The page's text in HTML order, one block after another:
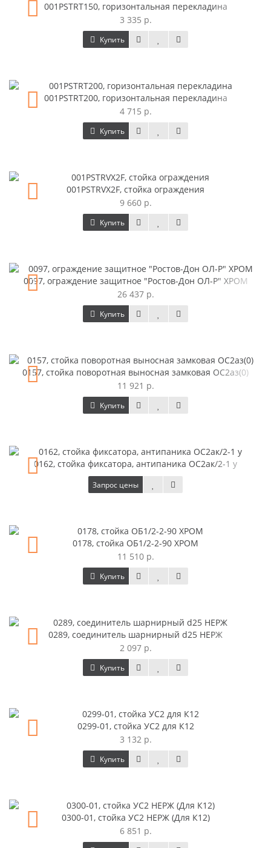
001PSTRT150, горизонтальная перекладина
3 335 р.
Купить
001PSTRT200, горизонтальная перекладина
4 715 р.
Купить
001PSTRVX2F, стойка ограждения
9 660 р.
Купить
0097, ограждение защитное "Ростов-Дон ОЛ-Р" ХРОМ
26 437 р.
Купить
0157, стойка поворотная выносная замковая ОС2аз(0)
11 921 р.
Купить
0162, стойка фиксатора, антипаника ОС2ак/2-1 у
Запрос цены
0178, стойка ОБ1/2-2-90 ХРОМ
11 510 р.
Купить
0289, соединитель шарнирный d25 НЕРЖ
2 097 р.
Купить
0299-01, стойка УС2 для К12
3 132 р.
Купить
0300-01, стойка УС2 НЕРЖ (Для К12)
6 851 р.